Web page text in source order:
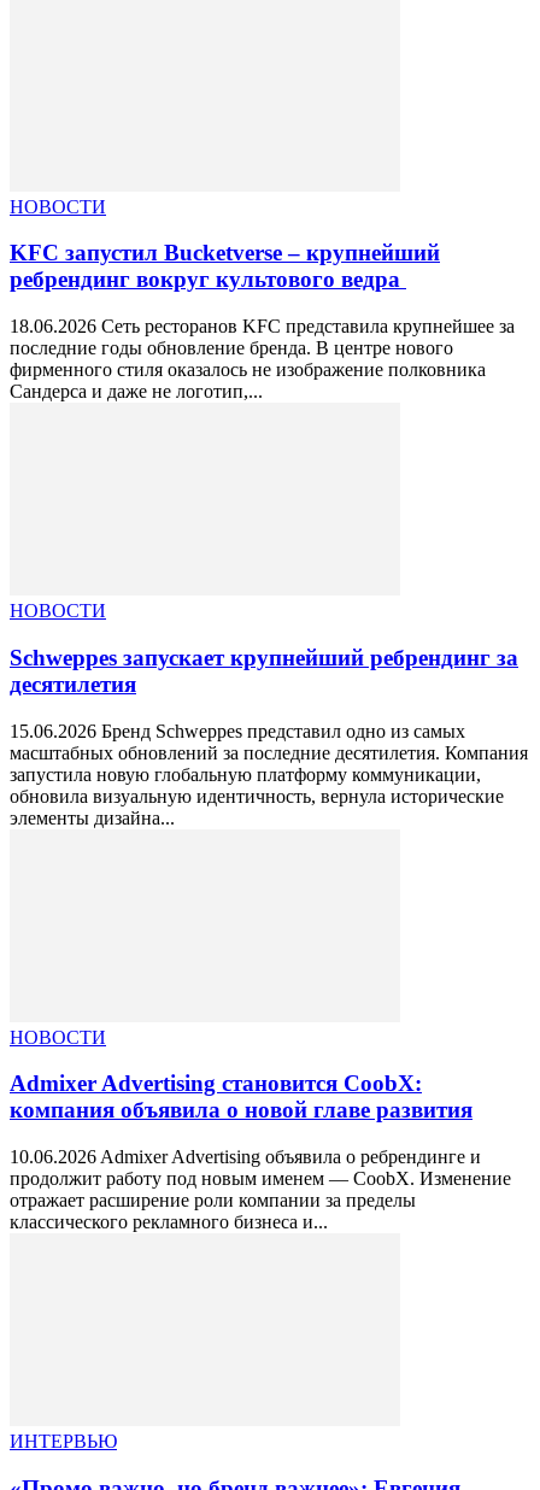
НОВОСТИ
KFC запустил Bucketverse – крупнейший
ребрендинг вокруг культового ведра
18.06.2026 Сеть ресторанов KFC представила крупнейшее за
последние годы обновление бренда. В центре нового
фирменного стиля оказалось не изображение полковника
Сандерса и даже не логотип,...
НОВОСТИ
Schweppes запускает крупнейший ребрендинг за
десятилетия
15.06.2026 Бренд Schweppes представил одно из самых
масштабных обновлений за последние десятилетия. Компания
запустила новую глобальную платформу коммуникации,
обновила визуальную идентичность, вернула исторические
элементы дизайна...
НОВОСТИ
Admixer Advertising становится CoobX:
компания объявила о новой главе развития
10.06.2026 Admixer Advertising объявила о ребрендинге и
продолжит работу под новым именем — CoobX. Изменение
отражает расширение роли компании за пределы
классического рекламного бизнеса и...
ИНТЕРВЬЮ